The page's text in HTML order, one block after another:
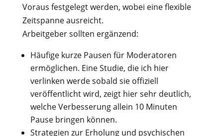
Voraus festgelegt werden, wobei eine flexible
Zeitspanne ausreicht.
Arbeitgeber sollten ergänzend:
Häufige kurze Pausen für Moderatoren
ermöglichen. Eine Studie, die ich hier
verlinken werde sobald sie offiziell
veröffentlicht wird, zeigt hier sehr deutlich,
welche Verbesserung allein 10 Minuten
Pause bringen können.
Strategien zur Erholung und psychischen